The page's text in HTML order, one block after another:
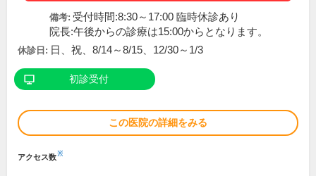
備考: 受付時間:8:30～17:00 臨時休診あり
院長:午後からの診療は15:00からとなります。
休診日: 日、祝、8/14～8/15、12/30～1/3
初診受付
この医院の詳細をみる
アクセス数※